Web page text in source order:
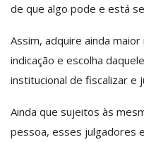
de que algo pode e está
Assim, adquire ainda
indicação e escolha
institucional de fiscalizar e
Ainda que sujeitos às
pessoa, esses julgadores